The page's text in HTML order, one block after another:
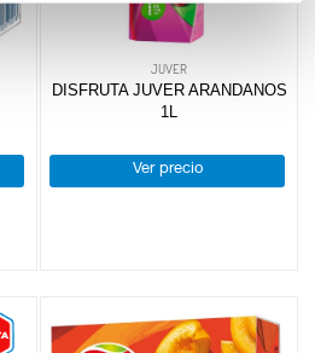
JUVER
DISFRUTA JUVER ARANDANOS
1L
Ver precio